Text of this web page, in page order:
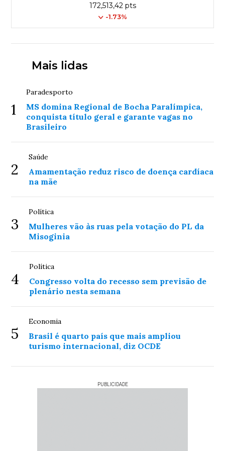
172,513,42 pts
-1.73%
Mais lidas
1
Paradesporto
MS domina Regional de Bocha Paralímpica,
conquista título geral e garante vagas no
Brasileiro
2
Saúde
Amamentação reduz risco de doença cardíaca
na mãe
3
Política
Mulheres vão às ruas pela votação do PL da
Misoginia
4
Política
Congresso volta do recesso sem previsão de
plenário nesta semana
5
Economia
Brasil é quarto país que mais ampliou
turismo internacional, diz OCDE
PUBLICIDADE